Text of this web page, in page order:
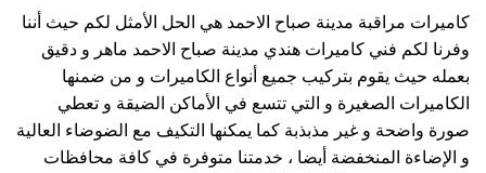
كاميرات مراقبة مدينة صباح الاحمد هي الحل الأمثل لكم حيث أننا
وفرنا لكم فني كاميرات هندي مدينة صباح الاحمد ماهر و دقيق
بعمله حيث يقوم بتركيب جميع أنواع الكاميرات و من ضمنها
الكاميرات الصغيرة و التي تتسع في الأماكن الضيقة و تعطي
صورة واضحة و غير مذبذبة كما يمكنها التكيف مع الضوضاء العالية
و الإضاءة المنخفضة أيضا ، خدمتنا متوفرة في كافة محافظات